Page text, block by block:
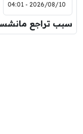
2026/08/10 - 04:01
سبب تراجع